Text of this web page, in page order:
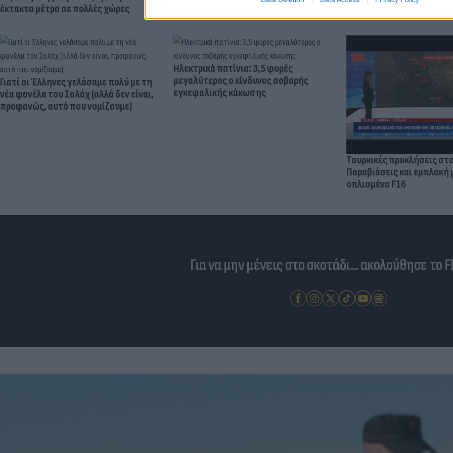
έκτακτα μέτρα σε πολλές χώρες
Γιατί οι Έλληνες γελάσαμε πολύ με τη
νέα φανέλα του Σαλάχ (αλλά δεν είναι,
προφανώς, αυτό που νομίζουμε)
Ηλεκτρικά πατίνια: 3,5 φορές
μεγαλύτερος ο κίνδυνος σοβαρής
εγκεφαλικής κάκωσης
Τουρκικές προκλήσεις
Παραβιάσεις και εμπλοκή
οπλισμένα F16
Για να μην μένεις στο σκοτάδι... ακολούθησε το